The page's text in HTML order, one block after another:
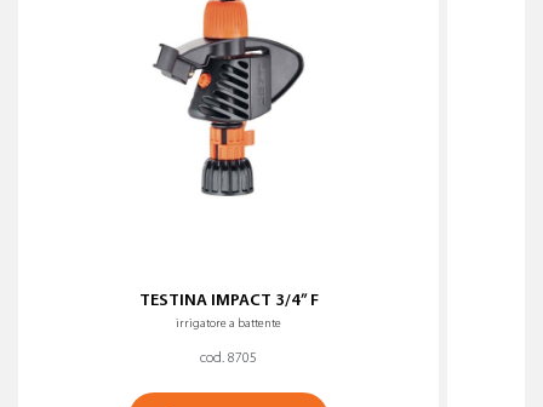
TESTINA IMPACT 3/4” F
irrigatore a battente
cod. 8705